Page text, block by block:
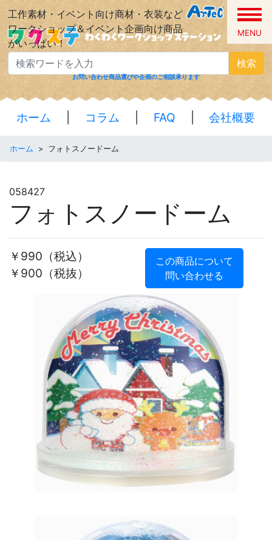
工作素材・イベント向け商材・衣装など
ワークショップ＆イベント企画向け商品
がいっぱい！
MENU
検索
お問い合わせ商品選びや企画のご相談承ります
ホーム コラム FAQ 会社概要
ホーム > フォトスノードーム
058427
フォトスノードーム
￥990 （税込）
￥900（税抜）
この商品について
問い合わせる